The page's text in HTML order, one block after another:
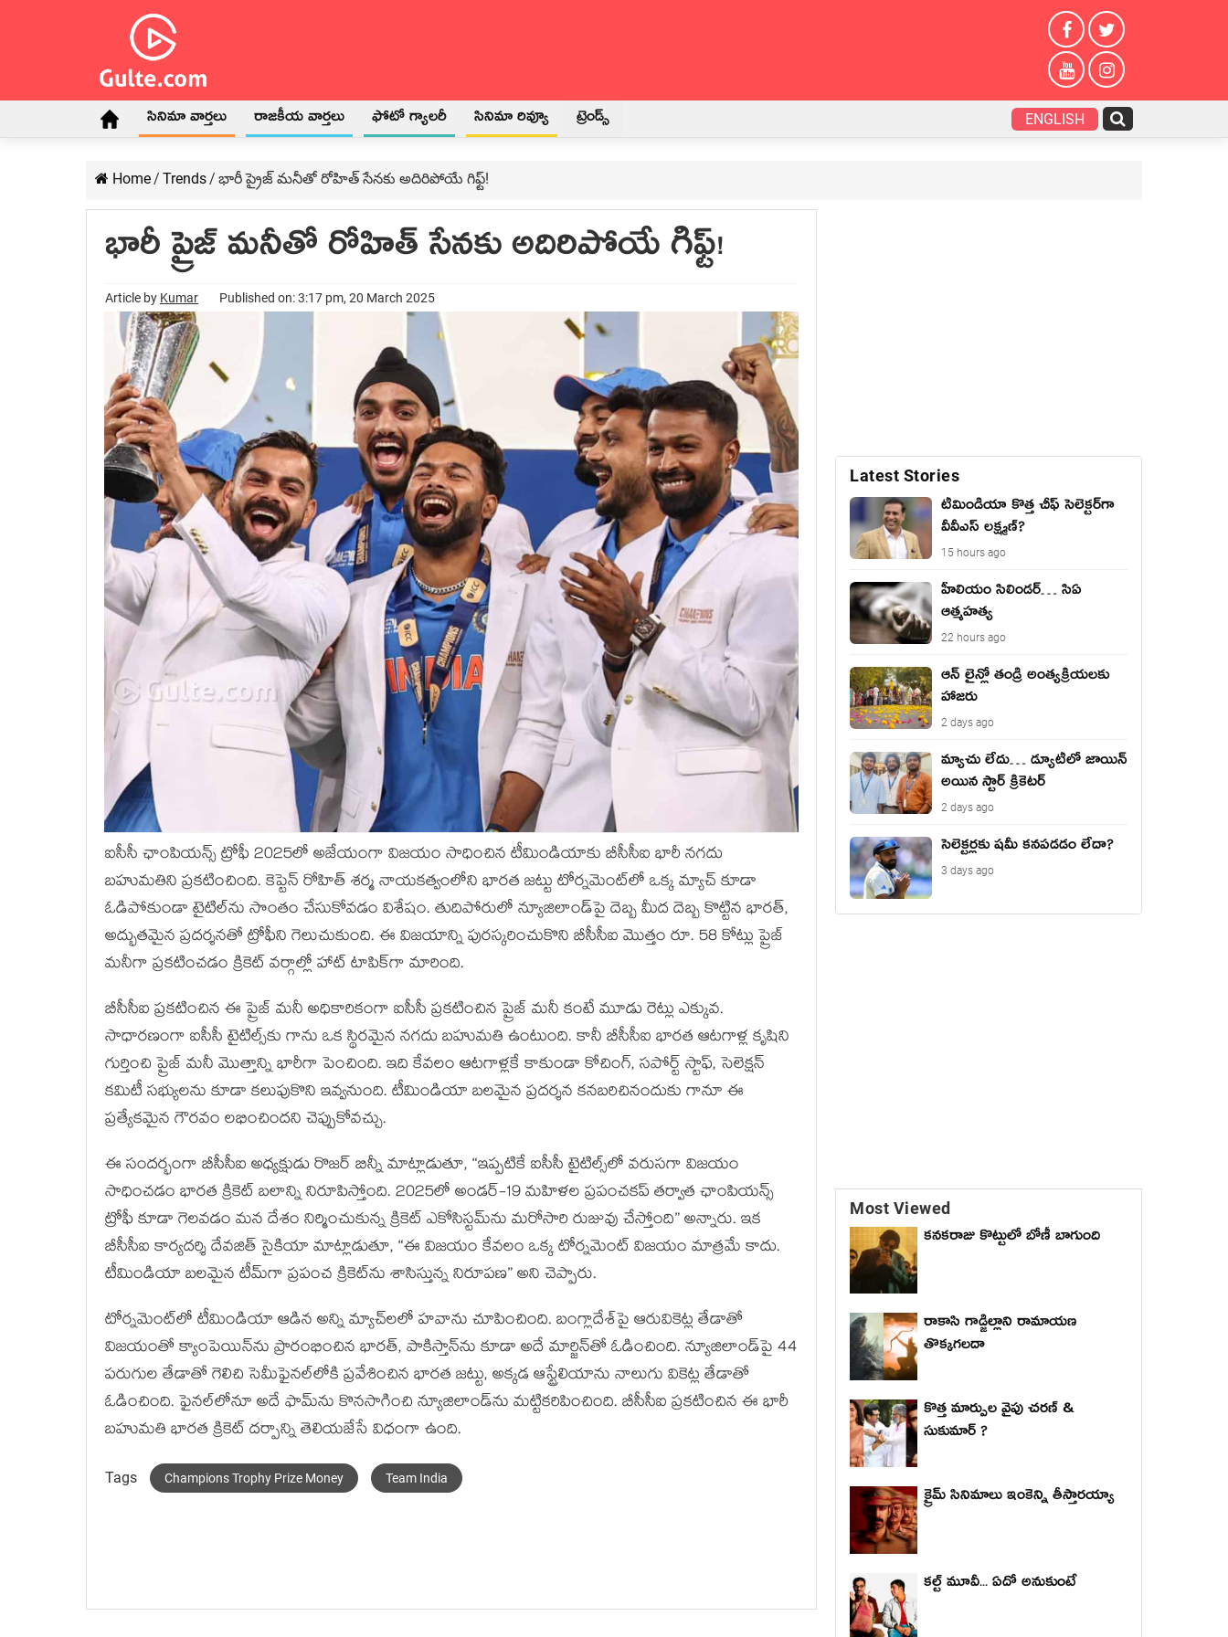
సినిమా వార్తలు రాజకీయ వార్తలు ఫోటో గ్యాలరీ సినిమా రివ్యూ ట్రెండ్స్ ENGLISH
Home/ Trends/ భారీ ప్రైజ్ మనీతో రోహిత్ సేనకు అదిరిపోయే గిఫ్ట్!
భారీ ప్రైజ్ మనీతో రోహిత్ సేనకు అదిరిపోయే గిఫ్ట్!
Article by Kumar Published on: 3:17 pm, 20 March 2025
ఐసీసీ ఛాంపియన్స్ ట్రోఫీ 2025లో అజేయంగా విజయం సాధించిన టీమిండియాకు బీసీసీఐ భారీ నగదు
బహుమతిని ప్రకటించింది. కెప్టెన్ రోహిత్ శర్మ నాయకత్వంలోని భారత జట్టు టోర్నమెంట్‌లో ఒక్క మ్యాచ్ కూడా
ఓడిపోకుండా టైటిల్‌ను సొంతం చేసుకోవడం విశేషం. తుదిపోరులో న్యూజిలాండ్‌పై దెబ్బ మీద దెబ్బ కొట్టిన భారత్,
అద్భుతమైన ప్రదర్శనతో ట్రోఫీని గెలుచుకుంది. ఈ విజయాన్ని పురస్కరించుకొని బీసీసీఐ మొత్తం రూ. 58 కోట్లు ప్రైజ్
మనీగా ప్రకటించడం క్రికెట్ వర్గాల్లో హాట్ టాపిక్‌గా మారింది.
బీసీసీఐ ప్రకటించిన ఈ ప్రైజ్ మనీ అధికారికంగా ఐసీసీ ప్రకటించిన ప్రైజ్ మనీ కంటే మూడు రెట్లు ఎక్కువ.
సాధారణంగా ఐసీసీ టైటిల్స్‌కు గాను ఒక స్థిరమైన నగదు బహుమతి ఉంటుంది. కానీ బీసీసీఐ భారత ఆటగాళ్ల కృషిని
గుర్తించి ప్రైజ్ మనీ మొత్తాన్ని భారీగా పెంచింది. ఇది కేవలం ఆటగాళ్లకే కాకుండా కోచింగ్, సపోర్ట్ స్టాఫ్, సెలెక్షన్
కమిటీ సభ్యులను కూడా కలుపుకొని ఇవ్వనుంది. టీమిండియా బలమైన ప్రదర్శన కనబరిచినందుకు గానూ ఈ
ప్రత్యేకమైన గౌరవం లభించిందని చెప్పుకోవచ్చు.
ఈ సందర్భంగా బీసీసీఐ అధ్యక్షుడు రొజర్ బిన్నీ మాట్లాడుతూ, “ఇప్పటికే ఐసీసీ టైటిల్స్‌లో వరుసగా విజయం
సాధించడం భారత క్రికెట్ బలాన్ని నిరూపిస్తోంది. 2025లో అండర్-19 మహిళల ప్రపంచకప్‌ తర్వాత ఛాంపియన్స్
ట్రోఫీ కూడా గెలవడం మన దేశం నిర్మించుకున్న క్రికెట్ ఎకోసిస్టమ్‌ను మరోసారి రుజువు చేస్తోంది” అన్నారు. ఇక
బీసీసీఐ కార్యదర్శి దేవజిత్ సైకియా మాట్లాడుతూ, “ఈ విజయం కేవలం ఒక్క టోర్నమెంట్ విజయం మాత్రమే కాదు.
టీమిండియా బలమైన టీమ్‌గా ప్రపంచ క్రికెట్‌ను శాసిస్తున్న నిరూపణ” అని చెప్పారు.
టోర్నమెంట్‌లో టీమిండియా ఆడిన అన్ని మ్యాచ్‌లలో హవాను చూపించింది. బంగ్లాదేశ్‌పై ఆరువికెట్ల తేడాతో
విజయంతో క్యాంపెయిన్‌ను ప్రారంభించిన భారత్, పాకిస్తాన్‌ను కూడా అదే మార్జిన్‌తో ఓడించింది. న్యూజిలాండ్‌పై 44
పరుగుల తేడాతో గెలిచి సెమీఫైనల్‌లోకి ప్రవేశించిన భారత జట్టు, అక్కడ ఆస్ట్రేలియాను నాలుగు వికెట్ల తేడాతో
ఓడించింది. ఫైనల్‌లోనూ అదే ఫామ్‌ను కొనసాగించి న్యూజిలాండ్‌ను మట్టికరిపించింది. బీసీసీఐ ప్రకటించిన ఈ భారీ
బహుమతి భారత క్రికెట్‌ దర్పాన్ని తెలియజేసే విధంగా ఉంది.
Tags Champions Trophy Prize Money Team India
Latest Stories
టీమిండియా కొత్త చీఫ్ సెలెక్టర్‌గా
వీవీఎస్ లక్ష్మణ్?
15 hours ago
హీలియం సిలిండర్… సిఏ
ఆత్మహత్య
22 hours ago
ఆన్ లైన్లో తండ్రి అంత్యక్రియలకు
హాజరు
2 days ago
మ్యాచు లేదు… డ్యూటీలో జాయిన్
అయిన స్టార్ క్రికెటర్
2 days ago
సెలెక్టర్లకు షమీ కనపడడం లేదా?
3 days ago
Most Viewed
కనకరాజు కొట్టులో బోణీ బాగుంది
రాకాసి గాడ్జిల్లాని రామాయణ
తొక్కగలదా
కొత్త మార్పుల వైపు చరణ్ &
సుకుమార్ ?
క్రైమ్ సినిమాలు ఇంకెన్ని తీస్తారయ్యా
కల్ట్ మూవీ... ఏదో అనుకుంటే